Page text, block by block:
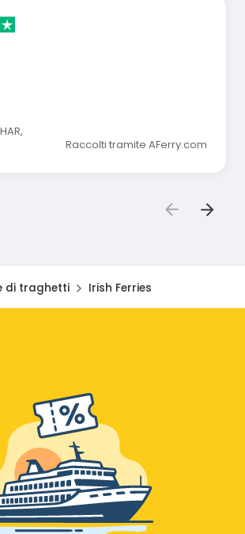
,
Raccolti tramite AFerry.com
di traghetti Irish Ferries